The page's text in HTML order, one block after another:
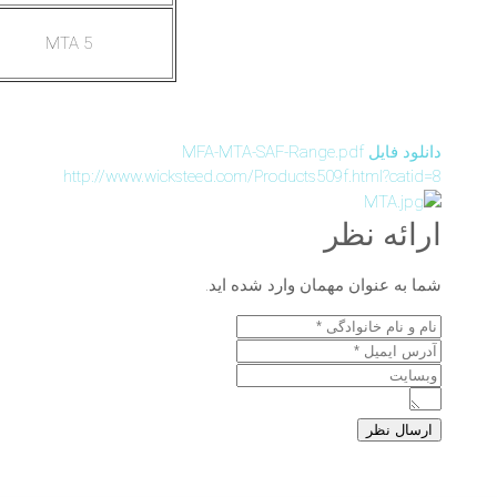
MTA 5
دانلود فایل MFA-MTA-SAF-Range.pdf
http://www.wicksteed.com/Products509f.html?catid=8
ارائه نظر
شما به عنوان مهمان وارد شده اید.